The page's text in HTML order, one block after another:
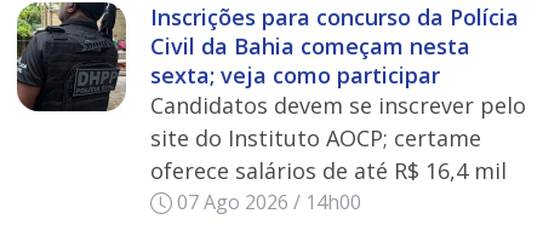
Inscrições para concurso da Polícia
Civil da Bahia começam nesta
sexta; veja como participar
Candidatos devem se inscrever pelo
site do Instituto AOCP; certame
oferece salários de até R$ 16,4 mil
07 Ago 2026 / 14h00